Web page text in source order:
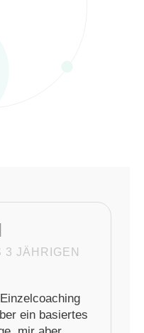
3 JÄHRIGEN
ein basiertes